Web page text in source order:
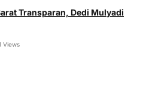
Transparan, Dedi Mulyadi
Views